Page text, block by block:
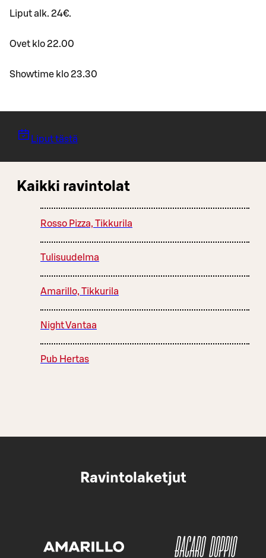
Liput alk. 24€.
Ovet klo 22.00
Showtime klo 23.30
Liput tästä
Kaikki ravintolat
Rosso Pizza, Tikkurila
Tulisuudelma
Amarillo, Tikkurila
Night Vantaa
Pub Hertas
Ravintolaketjut